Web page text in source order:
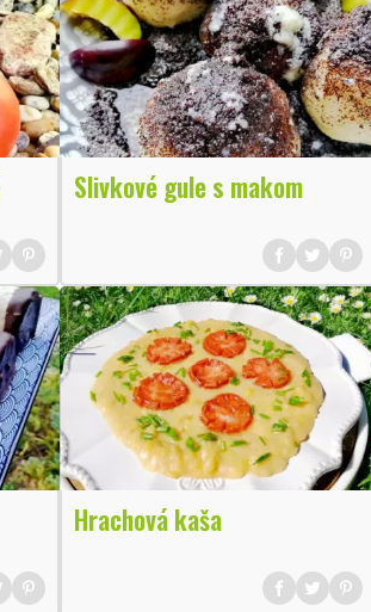
Slivkové gule s makom
Hrachová kaša